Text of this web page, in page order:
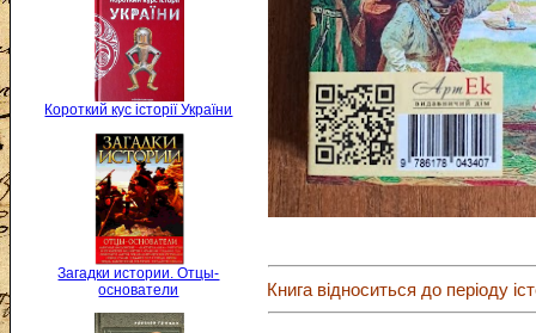
Короткий кус історії України
Загадки истории. Отцы-
основатели
Книга відноситься до періоду